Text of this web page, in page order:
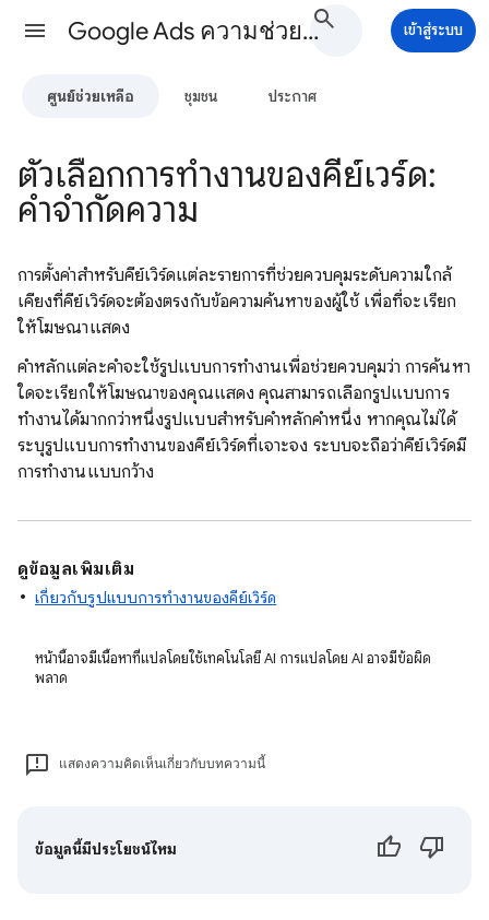
Google Ads ความช่วยเหลือ เข้าสู่ระบบ
ศูนย์ช่วยเหลือ ชุมชน ประกาศ
ตัวเลือกการทำงานของคีย์เวิร์ด:
คำจำกัดความ
การตั้งค่าสำหรับคีย์เวิร์ดแต่ละรายการที่ช่วยควบคุมระดับความใกล้
เคียงที่คีย์เวิร์ดจะต้องตรงกับข้อความค้นหาของผู้ใช้ เพื่อที่จะเรียก
ให้โฆษณาแสดง
คำหลักแต่ละคำจะใช้รูปแบบการทำงานเพื่อช่วยควบคุมว่า การค้นหา
ใดจะเรียกให้โฆษณาของคุณแสดง คุณสามารถเลือกรูปแบบการ
ทำงานได้มากกว่าหนึ่งรูปแบบสำหรับคำหลักคำหนึ่ง หากคุณไม่ได้
ระบุรูปแบบการทำงานของคีย์เวิร์ดที่เจาะจง ระบบจะถือว่าคีย์เวิร์ดมี
การทำงานแบบกว้าง
ดูข้อมูลเพิ่มเติม
เกี่ยวกับรูปแบบการทำงานของคีย์เวิร์ด
หน้านี้อาจมีเนื้อหาที่แปลโดยใช้เทคโนโลยี AI การแปลโดย AI อาจมีข้อผิด
พลาด
แสดงความคิดเห็นเกี่ยวกับบทความนี้
ข้อมูลนี้มีประโยชน์ไหม